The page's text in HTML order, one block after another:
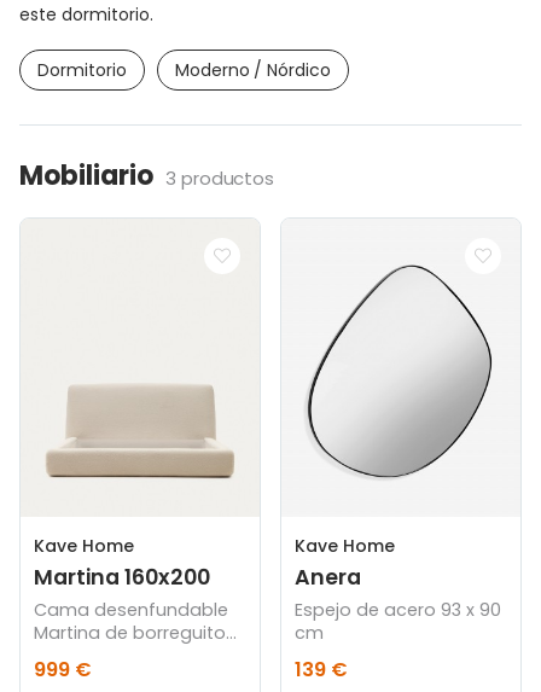
este dormitorio.
Dormitorio Moderno / Nórdico
Mobiliario 3 productos
Kave Home
Martina 160x200
Cama desenfundable
Martina de borreguito
160 x 200 cm
999 €
Kave Home
Anera
Espejo de acero 93 x 90
cm
139 €